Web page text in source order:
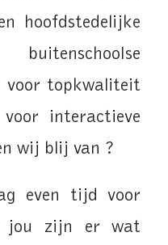
hoofdstedelijke
voor topkwaliteit
interactieve
wij blij van ?
even tijd voor
jou zijn er wat